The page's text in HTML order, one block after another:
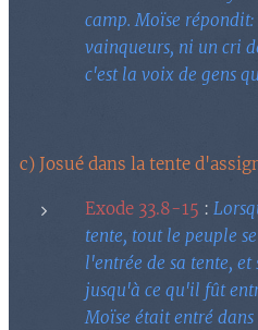
camp. Moïse
vainqueurs, ni un cri
c'est la voix de gens
c) Josué dans la tente
Exode 33.8-15 :
tente, tout le peuple
l'entrée de sa tente,
jusqu'à ce qu'il fût
Moïse était entré